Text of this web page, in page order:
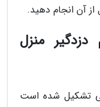
از آن انجام دهید.
منزل
تشکیل شده است